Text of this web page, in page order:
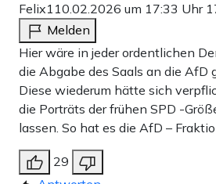
Felix1 10.02.2026 um 17:33 Uhr
Melden
Hier wäre in jeder ordentlichen
die Abgabe des Saals an die AfD
Diese wiederum hätte sich
die Porträts der frühen SPD -
lassen. So hat es die AfD –
29